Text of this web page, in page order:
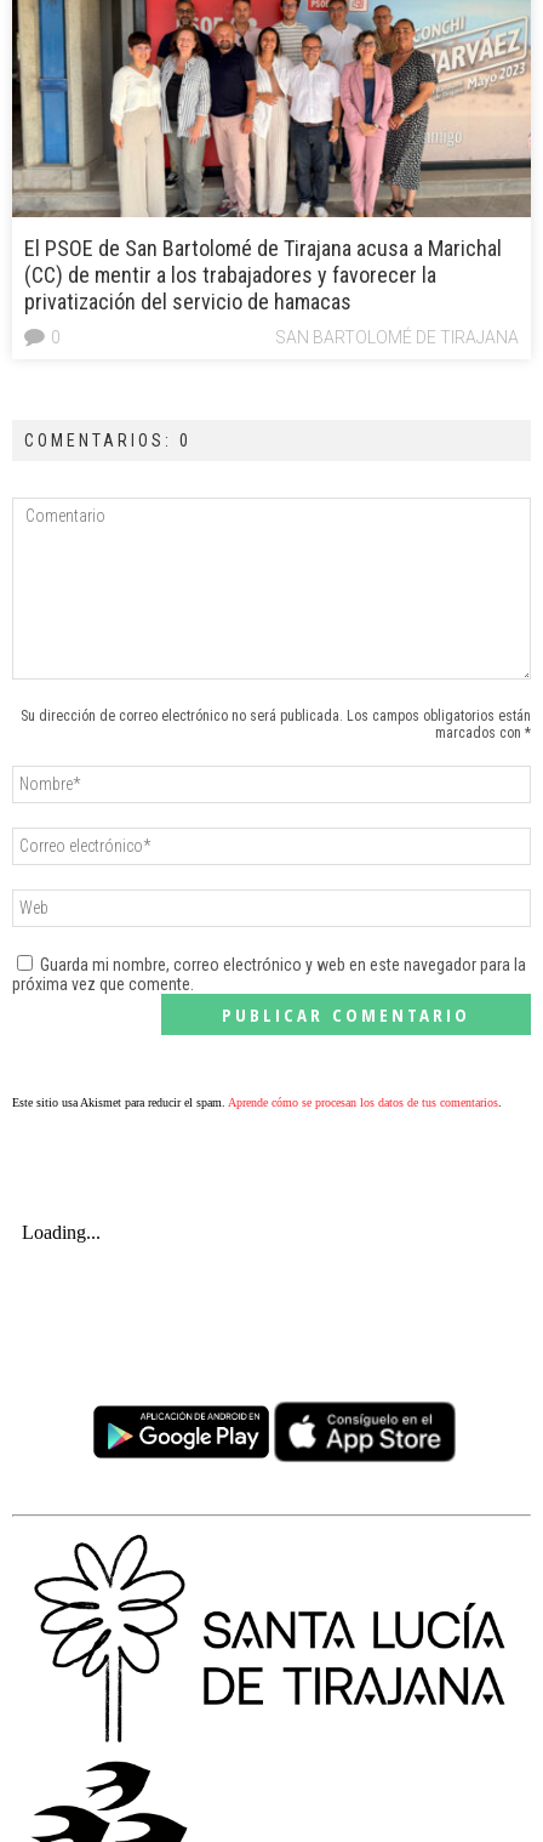
El PSOE de San Bartolomé de Tirajana acusa a Marichal
(CC) de mentir a los trabajadores y favorecer la
privatización del servicio de hamacas
SAN BARTOLOMÉ DE TIRAJANA
0
COMENTARIOS: 0
Su dirección de correo electrónico no será publicada. Los campos obligatorios están
marcados con *
Guarda mi nombre, correo electrónico y web en este navegador para la
próxima vez que comente.
Este sitio usa Akismet para reducir el spam. Aprende cómo se procesan los datos de tus comentarios.